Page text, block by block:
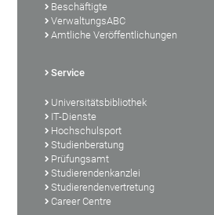
Beschäftigte
VerwaltungsABC
Amtliche Veröffentlichungen
Service
Universitätsbibliothek
IT-Dienste
Hochschulsport
Studienberatung
Prüfungsamt
Studierendenkanzlei
Studierendenvertretung
Career Centre